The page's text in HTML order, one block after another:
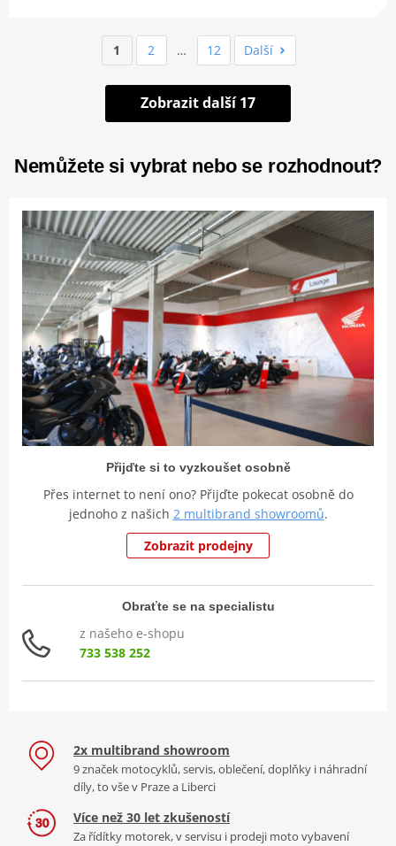
1 2 … 12 Další
Zobrazit další 17
Nemůžete si vybrat nebo se rozhodnout?
Přijďte si to vyzkoušet osobně
Přes internet to není ono? Přijďte pokecat osobně do
jednoho z našich 2 multibrand showroomů.
Zobrazit prodejny
Obraťte se na specialistu
z našeho e-shopu
733 538 252
2x multibrand showroom
9 značek motocyklů, servis, oblečení, doplňky i náhradní
díly, to vše v Praze a Liberci
Více než 30 let zkušeností
Za řídítky motorek, v servisu i prodeji moto vybavení